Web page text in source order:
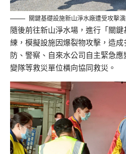
關鍵基礎設施新山淨水廠遭受攻擊演
隨後前往新山淨水場，進行「關
練，模擬設施因爆裂物攻擊，造
防、警察、自來水公司自主緊急
變隊等救災單位橫向協同救災。